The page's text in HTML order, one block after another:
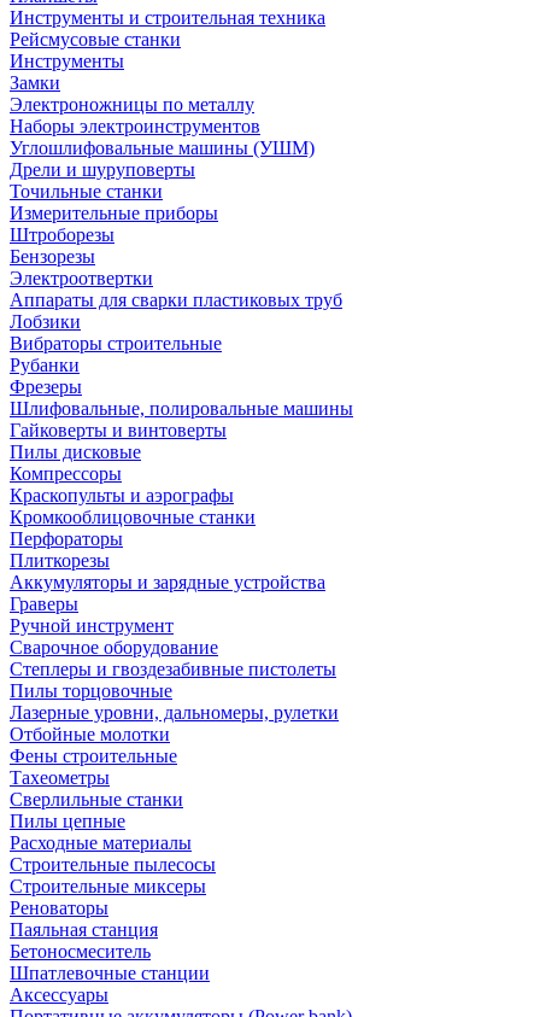
Инструменты и строительная техника
Рейсмусовые станки
Инструменты
Замки
Электроножницы по металлу
Наборы электроинструментов
Углошлифовальные машины (УШМ)
Дрели и шуруповерты
Точильные станки
Измерительные приборы
Штроборезы
Бензорезы
Электроотвертки
Аппараты для сварки пластиковых труб
Лобзики
Вибраторы строительные
Рубанки
Фрезеры
Шлифовальные, полировальные машины
Гайковерты и винтоверты
Пилы дисковые
Компрессоры
Краскопульты и аэрографы
Кромкооблицовочные станки
Перфораторы
Плиткорезы
Аккумуляторы и зарядные устройства
Граверы
Ручной инструмент
Сварочное оборудование
Степлеры и гвоздезабивные пистолеты
Пилы торцовочные
Лазерные уровни, дальномеры, рулетки
Отбойные молотки
Фены строительные
Тахеометры
Сверлильные станки
Пилы цепные
Расходные материалы
Строительные пылесосы
Строительные миксеры
Реноваторы
Паяльная станция
Бетоносмеситель
Шпатлевочные станции
Аксессуары